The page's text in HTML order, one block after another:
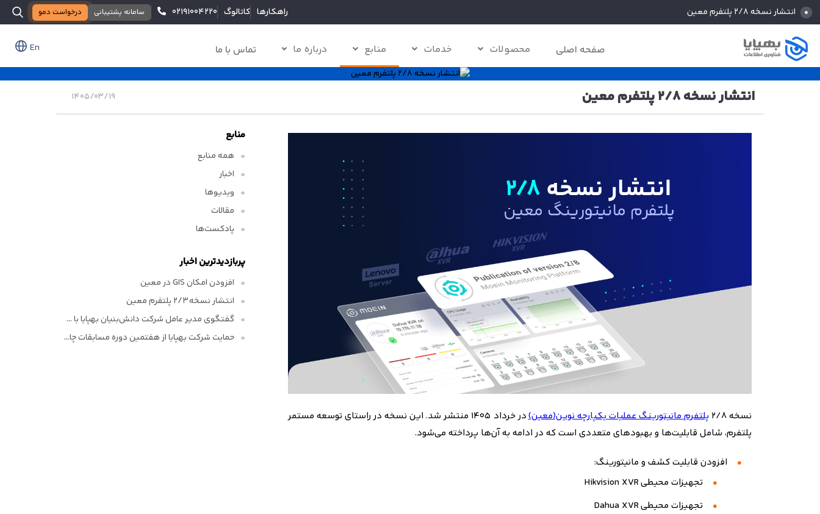
انتشار نسخه ۲/۸ پلتفرم معین راهکارها کاتالوگ ۰۲۱۹۱۰۰۴۲۲۰ سامانه پشتیبانی درخواست دمو
En صفحه اصلی محصولات خدمات منابع درباره ما تماس با ما
انتشار نسخه ۲/۸ پلتفرم معین ۱۴۰۵/۰۳/۱۹
نسخه ۲/۸ پلتفرم مانیتورینگ عملیات یکپارچه نوین(معین)
در خرداد ۱۴۰۵ منتشر شد. این نسخه در راستای توسعه مستمر
پلتفرم، شامل قابلیت‌ها و بهبودهای متعددی است که در ادامه به آن‌ها پرداخته می‌شود.
افزودن قابلیت کشف و مانیتورینگ:
تجهیزات محیطیHikvision XVR
تجهیزات محیطیDahua XVR
منابع
همه منابع
اخبار
ویدیوها
مقالات
پادکست‌ها
پربازدیدترین اخبار
افزودن امکان GIS در معین
انتشار نسخه ۲/۳ پلتفرم معین
گفتگوی مدیر عامل شرکت دانش‌بنیان بهپایا با خبرگزاری دانشجو
حمایت شرکت بهپایا از هفتمین دوره مسابقات چالش های حوزه فناوری اطلاعات